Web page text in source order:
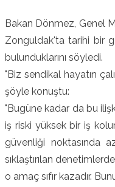
Bakan Dönmez, Genel
Zonguldak'ta tarihi bir
bulunduklarını söyledi.
"Biz sendikal hayatın
şöyle konuştu:
"Bugüne kadar da bu
iş riski yüksek bir iş
güvenliği noktasında
sıklaştırılan
o amaç sıfır kazadır.